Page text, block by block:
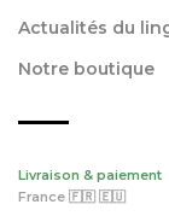
Actualités du
Notre boutique
Livraison & paiement
France 🇫🇷 🇪🇺